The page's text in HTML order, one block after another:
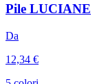
Pile LUCIANE
Da
12,34 €